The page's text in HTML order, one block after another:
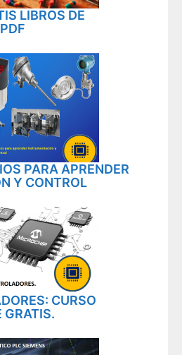
LIBROS DE
PARA APRENDER
Y CONTROL
CURSO
GRATIS.